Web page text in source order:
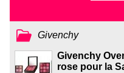
Givenchy
Givenchy
rose pour la